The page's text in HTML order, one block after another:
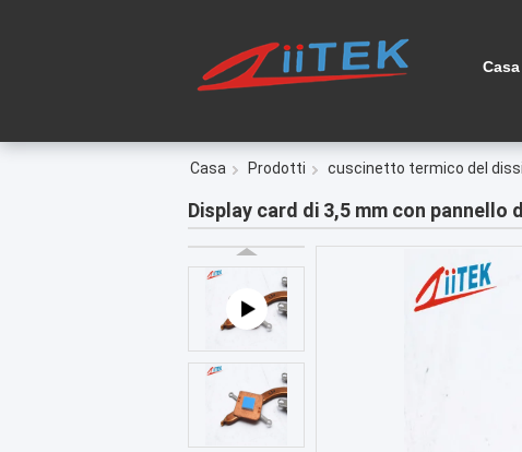
Casa
Casa Prodotti cuscinetto termico del
Display card di 3,5 mm con